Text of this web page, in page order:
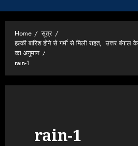
Home
सूत्र
हल्की बारिश होने से गर्मी से मिली राहत, उत्तर
का अनुमान
rain-1
rain-1